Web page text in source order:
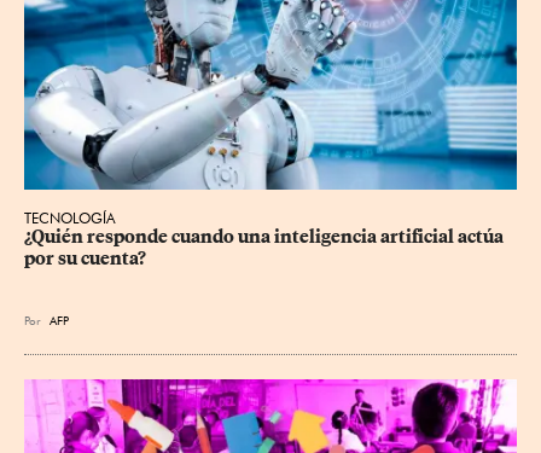
TECNOLOGÍA
¿Quién responde cuando una inteligencia artificial actúa
por su cuenta?
Por AFP